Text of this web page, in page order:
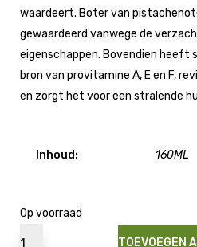
waardeert. Boter van
gewaardeerd vanwege de
eigenschappen. Bovendien heeft
bron van provitamine A, E en F,
en zorgt het voor een stralende
Inhoud: 160ML
Op voorraad
TOEVOEGEN